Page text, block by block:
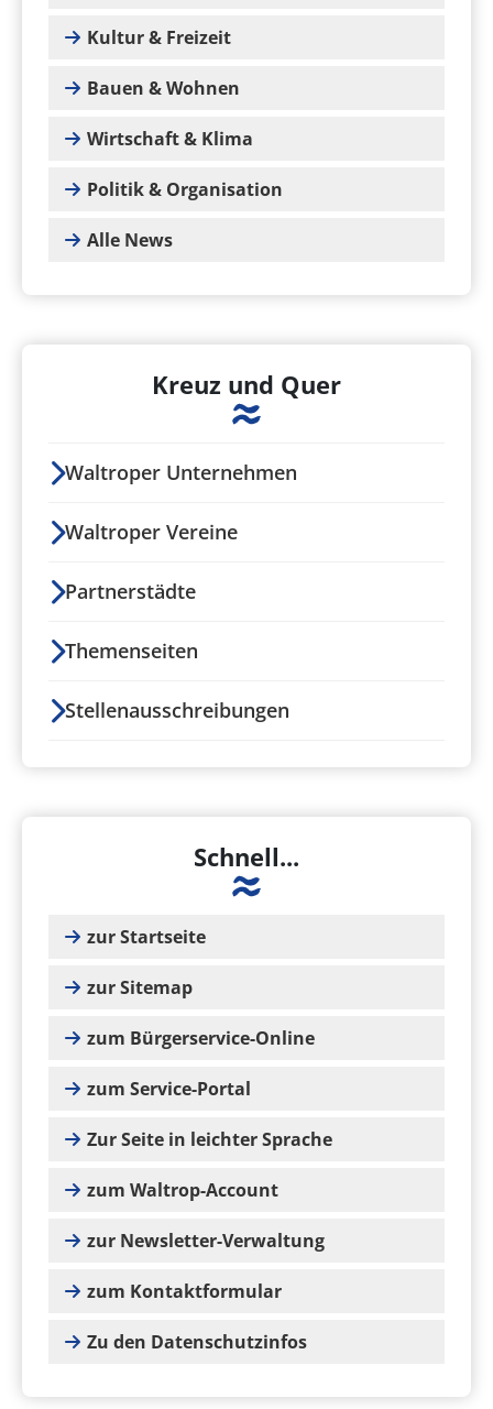
Kultur & Freizeit
Bauen & Wohnen
Wirtschaft & Klima
Politik & Organisation
Alle News
Kreuz und Quer
Waltroper Unternehmen
Waltroper Vereine
Partnerstädte
Themenseiten
Stellenausschreibungen
Schnell...
zur Startseite
zur Sitemap
zum Bürgerservice-Online
zum Service-Portal
Zur Seite in leichter Sprache
zum Waltrop-Account
zur Newsletter-Verwaltung
zum Kontaktformular
Zu den Datenschutzinfos